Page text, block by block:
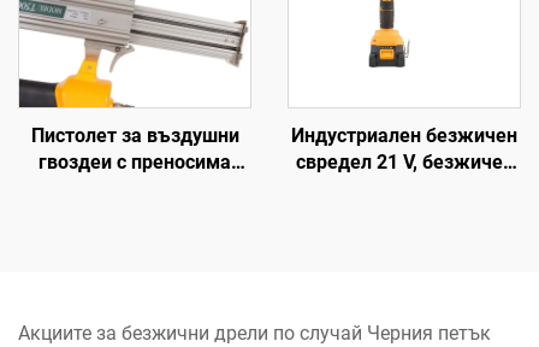
Пистолет за въздушни
гвоздеи с преносима
Индустриален безжичен
свредел 21 V, безжичен
Акциите за безжични дрели по случай Черния петък